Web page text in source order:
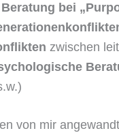
bei
zwischen
von mir